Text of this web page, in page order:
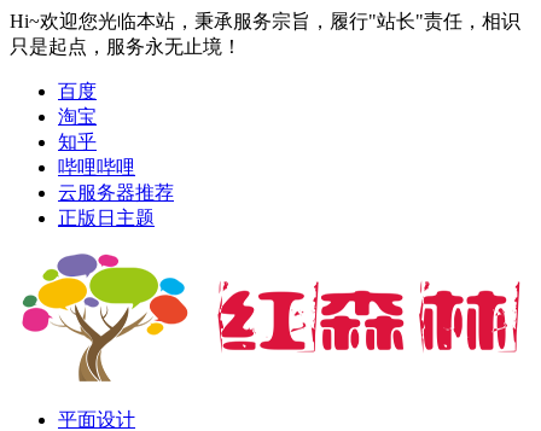
Hi~欢迎您光临本站，秉承服务宗旨，履行"站长"责任，相识
只是起点，服务永无止境！
百度
淘宝
知乎
哔哩哔哩
云服务器推荐
正版日主题
平面设计